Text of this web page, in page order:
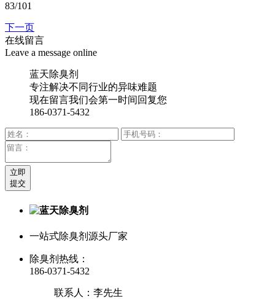
83/101
下一页
在线留言
Leave a message online
蓝天除臭剂
专注解决不同行业的异味难题
现在留言我们会第一时间回复您
186-0371-5432
立即
提交
一站式除臭剂源头厂家
除臭剂热线：
186-0371-5432
联系人：李先生